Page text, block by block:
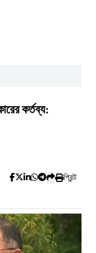
কর্তব্য:
প্রিন্ট